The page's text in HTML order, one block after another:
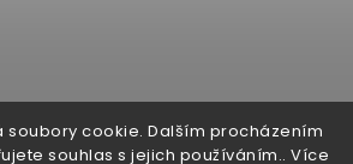
soubory cookie. Dalším procházením
souhlas s jejich používáním.. Více